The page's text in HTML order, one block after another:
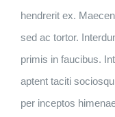
hendrerit ex.
sed ac tortor.
primis in faucibus.
aptent taciti
per inceptos